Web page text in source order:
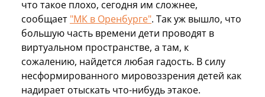
что такое плохо, сегодня им сложнее,
сообщает "МК в Оренбурге". Так уж вышло, что
большую часть времени дети проводят в
виртуальном пространстве, а там, к
сожалению, найдется любая гадость. В силу
несформированного мировоззрения детей как
надирает отыскать что-нибудь этакое.